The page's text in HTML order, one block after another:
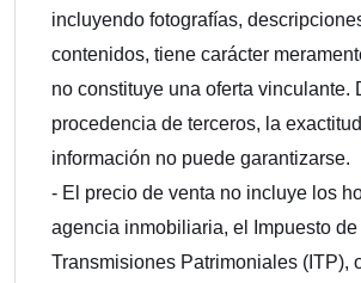
incluyendo fotografías,
contenidos, tiene carácter
no constituye una oferta vinculante.
procedencia de terceros, la
información no puede garantizarse.
- El precio de venta no incluye los
agencia inmobiliaria, el Impuesto de
Transmisiones Patrimoniales (ITP),